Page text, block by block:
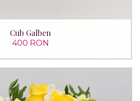
Cub Galben
400 RON